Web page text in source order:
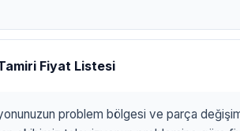
Fiyat Listesi
problem bölgesi ve parça